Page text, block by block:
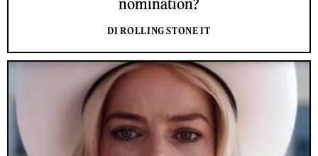
nomination?
DI ROLLING STONE IT